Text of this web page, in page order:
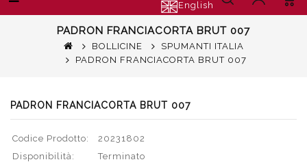
English
PADRON FRANCIACORTA BRUT 007
BOLLICINE
SPUMANTI ITALIA
PADRON FRANCIACORTA BRUT 007
PADRON FRANCIACORTA BRUT 007
Codice Prodotto:
20231802
Disponibilità:
Terminato